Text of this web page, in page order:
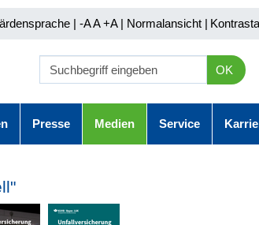
| -A A+A | Normalansicht |
OK
Presse Medien Service